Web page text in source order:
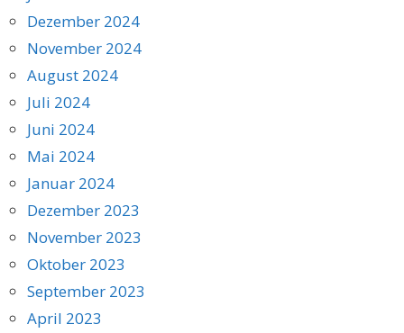
Dezember 2024
November 2024
August 2024
Juli 2024
Juni 2024
Mai 2024
Januar 2024
Dezember 2023
November 2023
Oktober 2023
September 2023
April 2023